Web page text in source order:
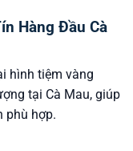
Hàng Đầu Cà
hình tiệm vàng
tại Cà Mau, giúp
phù hợp.